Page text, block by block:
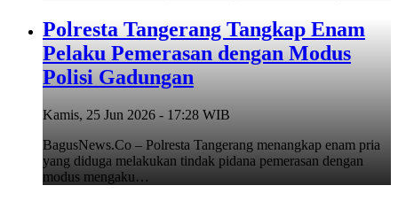
Polresta Tangerang Tangkap Enam
Pelaku Pemerasan dengan Modus
Polisi Gadungan
Kamis, 25 Jun 2026 - 17:28 WIB
BagusNews.Co – Polresta Tangerang menangkap enam pria
yang diduga melakukan tindak pidana pemerasan dengan
modus mengaku…